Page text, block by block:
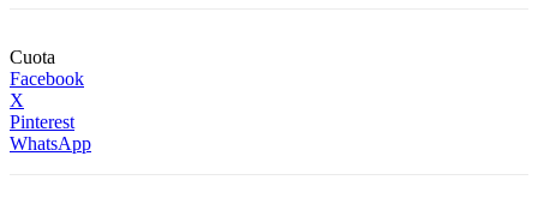
Cuota
Facebook
X
Pinterest
WhatsApp